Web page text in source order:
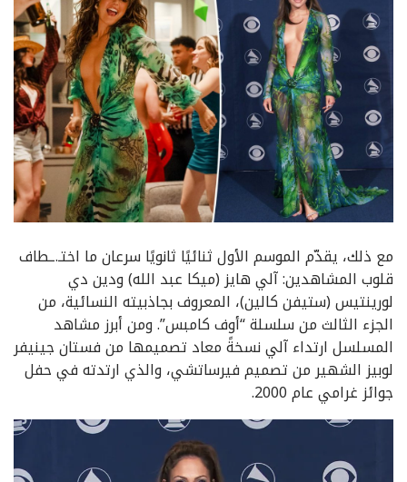
مع ذلك، يقدّم الموسم الأول ثنائيًا ثانويًا سرعان ما اختـ.ـطاف
قلوب المشاهدين: آلي هايز (ميكا عبد الله) ودين دي
لورينتيس (ستيفن كالين)، المعروف بجاذبيته النسائية، من
الجزء الثالث من سلسلة “أوف كامبس”. ومن أبرز مشاهد
المسلسل ارتداء آلي نسخةً معاد تصميمها من فستان جينيفر
لوبيز الشهير من تصميم فيرساتشي، والذي ارتدته في حفل
جوائز غرامي عام 2000.